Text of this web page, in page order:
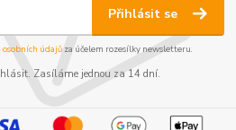
Přihlásit se
údajůza účelem rozesílky newsletteru.
Zasíláme jednou za 14 dní.